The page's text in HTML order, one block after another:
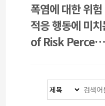
폭염에 대한 위
적응 행동에 미
of Risk Perce…